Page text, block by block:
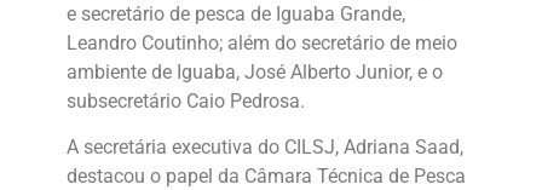
e secretário de pesca de Iguaba Grande,
Leandro Coutinho; além do secretário de meio
ambiente de Iguaba, José Alberto Junior, e o
subsecretário Caio Pedrosa.
A secretária executiva do CILSJ, Adriana Saad,
destacou o papel da Câmara Técnica de Pesca